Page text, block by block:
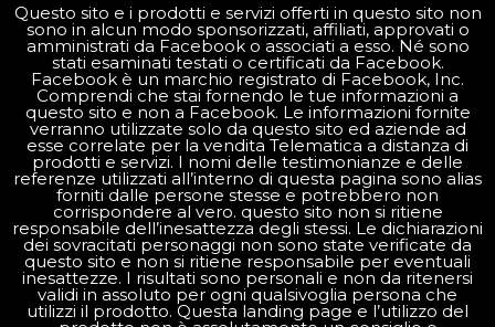
Questo sito e i prodotti e servizi offerti in questo sito non
sono in alcun modo sponsorizzati, affiliati, approvati o
amministrati da Facebook o associati a esso. Né sono
stati esaminati testati o certificati da Facebook.
Facebook è un marchio registrato di Facebook, Inc.
Comprendi che stai fornendo le tue informazioni a
questo sito e non a Facebook. Le informazioni fornite
verranno utilizzate solo da questo sito ed aziende ad
esse correlate per la vendita Telematica a distanza di
prodotti e servizi. I nomi delle testimonianze e delle
referenze utilizzati all’interno di questa pagina sono alias
forniti dalle persone stesse e potrebbero non
corrispondere al vero. questo sito non si ritiene
responsabile dell’inesattezza degli stessi. Le dichiarazioni
dei sovracitati personaggi non sono state verificate da
questo sito e non si ritiene responsabile per eventuali
inesattezze. I risultati sono personali e non da ritenersi
validi in assoluto per ogni qualsivoglia persona che
utilizzi il prodotto. Questa landing page e l’utilizzo del